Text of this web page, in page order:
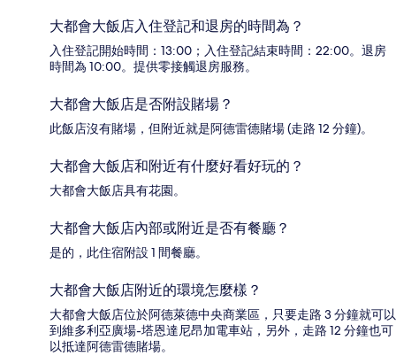
大都會大飯店入住登記和退房的時間為？
入住登記開始時間：13:00；入住登記結束時間：22:00。退房
時間為 10:00。提供零接觸退房服務。
大都會大飯店是否附設賭場？
此飯店沒有賭場，但附近就是阿德雷德賭場 (走路 12 分鐘)。
大都會大飯店和附近有什麼好看好玩的？
大都會大飯店具有花園。
大都會大飯店內部或附近是否有餐廳？
是的，此住宿附設 1 間餐廳。
大都會大飯店附近的環境怎麼樣？
大都會大飯店位於阿德萊德中央商業區，只要走路 3 分鐘就可以
到維多利亞廣場-塔恩達尼昂加電車站，另外，走路 12 分鐘也可
以抵達阿德雷德賭場。